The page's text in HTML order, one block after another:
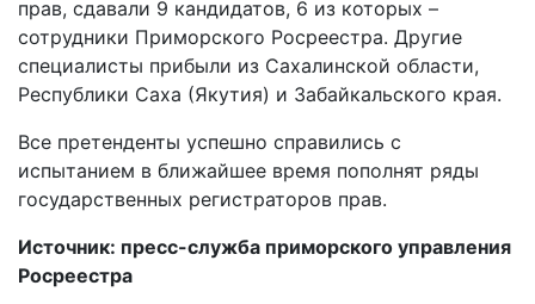
прав, сдавали 9 кандидатов, 6 из которых –
сотрудники Приморского Росреестра. Другие
специалисты прибыли из Сахалинской области,
Республики Саха (Якутия) и Забайкальского края.
Все претенденты успешно справились с
испытанием в ближайшее время пополнят ряды
государственных регистраторов прав.
Источник: пресс-служба приморского управления
Росреестра